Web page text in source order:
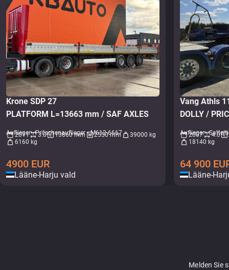
Krone SDP 27
PLATFORM L=13663 mm / SAF AXLES
Auflieger - Pritschenauflieger • M612-6667
2011 3.0 13860 mm 2550 mm
39000 kg
6160 kg
4900 EUR
Lääne-Harju vald
Vang Athls
Auflieger -
2007 4.0
18140 kg
64 900
Lääne-
Melden Sie